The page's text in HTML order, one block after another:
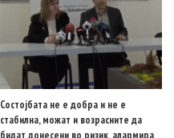
Состојбата не е добра и не е
стабилна, можат и возрасните да
бидат донесени во ризик, алармира